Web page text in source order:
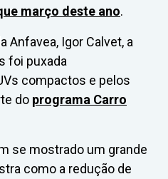
março deste ano.
Anfavea, Igor Calvet, a
foi puxada
compactos e pelos
do programa Carro
se mostrado um grande
como a redução de